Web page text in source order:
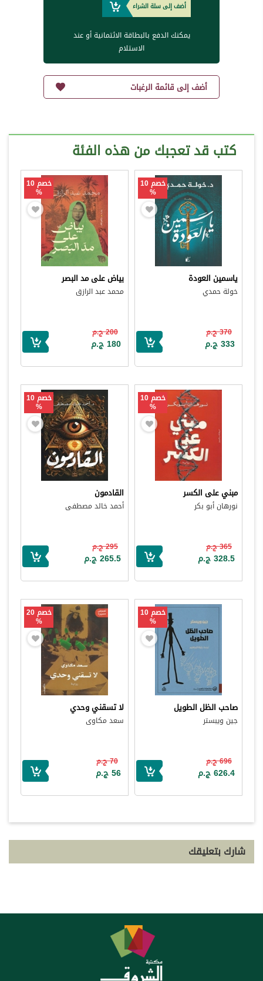
أضف إلى سلة الشراء
يمكنك الدفع بالبطاقة الائتمانية أو عند
الاستلام
أضف إلى قائمة الرغبات
كتب قد تعجبك من هذه الفئة
خصم 10
%
ياسمين العودة
خولة حمدي
370 ج.م
333 ج.م
خصم 10
%
بياض على مد البصر
محمد عبد الرازق
200 ج.م
180 ج.م
خصم 10
%
مبني على الكسر
نورهان أبو بكر
365 ج.م
328.5 ج.م
خصم 10
%
القادمون
أحمد خالد مصطفى
295 ج.م
265.5 ج.م
خصم 10
%
صاحب الظل الطويل
جين ويبستر
696 ج.م
626.4 ج.م
خصم 20
%
لا تسقني وحدي
سعد مكاوى
70 ج.م
56 ج.م
شارك بتعليقك